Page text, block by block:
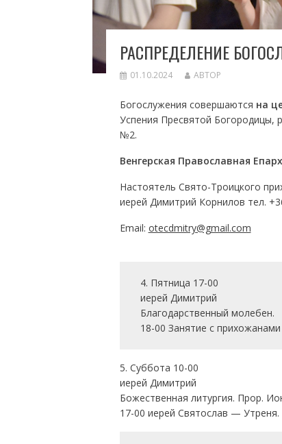
РАСПРЕДЕЛЕНИЕ
01.10.2024 АВТОР
Богослужения совершаются на
Успения Пресвятой Богородицы,
№2.
Венгерская Православная
Настоятель Свято-Троицкого
иерей Димитрий Корнилов тел.
Еmail: otecdmitry@gmail.com
4. Пятница 17-00
иерей Димитрий
Благодарственный молебен.
18-00 Занятие с
5. Суббота 10-00
иерей Димитрий
Божественная литургия. Прор.
17-00 иерей Святослав — Утреня.